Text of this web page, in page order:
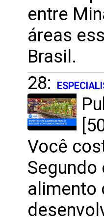
entre
áreas
Brasil.
28:
Você
alimento